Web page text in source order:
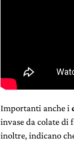
Importanti anche i
invase da colate di
inoltre, indicano